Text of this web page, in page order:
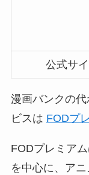
公式サ
漫画バンクの
ビスは FODプ
FODプレミア
を中心に、ア